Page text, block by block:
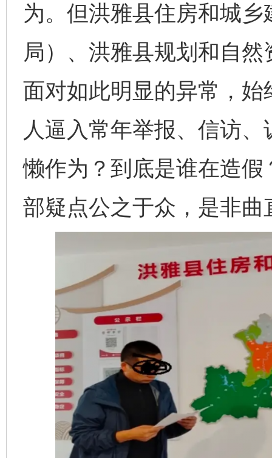
为。但洪雅县住房和城
局）、洪雅县规划和自
面对如此明显的异常，
人逼入常年举报、信访
懒作为？到底是谁在造
部疑点公之于众，是非